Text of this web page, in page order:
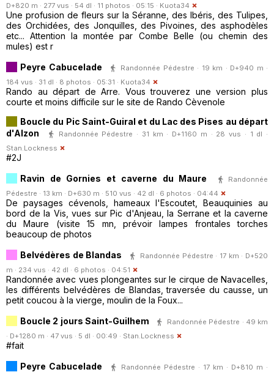
D+820 m · 277 vus · 54 dl · 11 photos · 05:15 · Kuota34
Une profusion de fleurs sur la Séranne, des Ibéris, des Tulipes,
des Orchidées, des Jonquilles, des Pivoines, des asphodèles
etc... Attention la montée par Combe Belle (ou chemin des
mules) est r
Peyre Cabucelade
Randonnée Pédestre · 19 km · D+940 m ·
184 vus · 31 dl · 8 photos · 05:31 · Kuota34
Rando au départ de Arre. Vous trouverez une version plus
courte et moins difficile sur le site de Rando Cèvenole
Boucle du Pic Saint-Guiral et du Lac des Pises au départ
d'Alzon
Randonnée Pédestre · 31 km · D+1160 m · 28 vus · 1 dl ·
Stan.Lockness
#2J
Ravin de Gornies et caverne du Maure
Randonnée
Pédestre · 13 km · D+630 m · 510 vus · 42 dl · 6 photos · 04:44
De paysages cévenols, hameaux l'Escoutet, Beauquinies au
bord de la Vis, vues sur Pic d'Anjeau, la Serrane et la caverne
du Maure (visite 15 mn, prévoir lampes frontales torches
beaucoup de photos
Belvédères de Blandas
Randonnée Pédestre · 17 km · D+520
m · 234 vus · 42 dl · 6 photos · 04:51
Randonnée avec vues plongeantes sur le cirque de Navacelles,
les différents belvédères de Blandas, traversée du causse, un
petit coucou à la vierge, moulin de la Foux...
Boucle 2 jours Saint-Guilhem
Randonnée Pédestre · 49 km
· D+1280 m · 47 vus · 5 dl · 00:49 · Stan.Lockness
#fait
Peyre Cabucelade
Randonnée Pédestre · 17 km · D+810 m ·